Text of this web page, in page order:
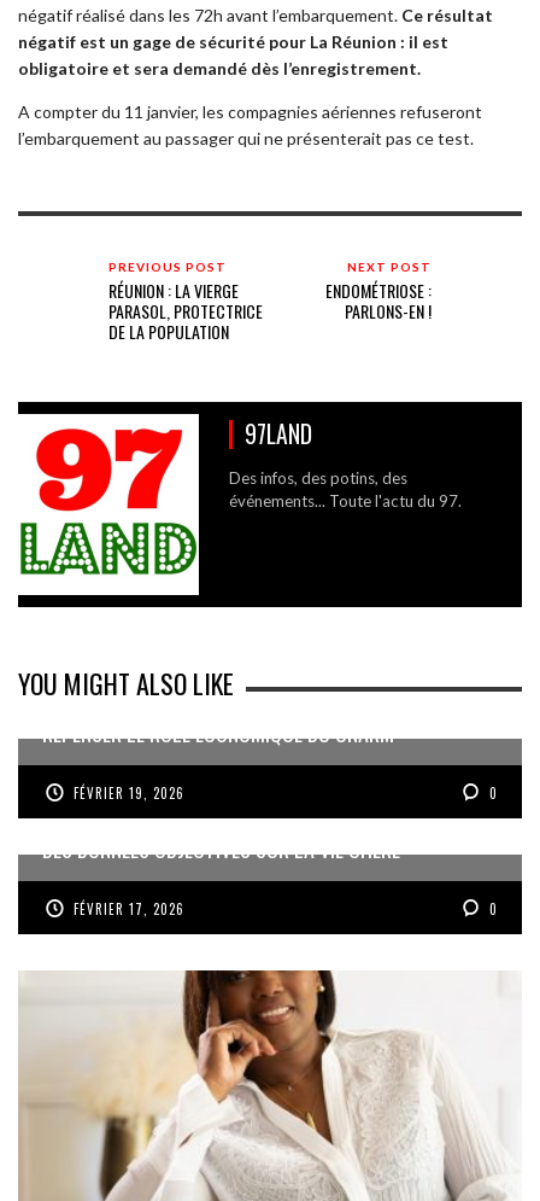
négatif réalisé dans les 72h avant l’embarquement. Ce résultat
négatif est un gage de sécurité pour La Réunion : il est
obligatoire et sera demandé dès l’enregistrement.
A compter du 11 janvier, les compagnies aériennes refuseront
l’embarquement au passager qui ne présenterait pas ce test.
PREVIOUS POST
RÉUNION : LA VIERGE
PARASOL, PROTECTRICE
DE LA POPULATION
NEXT POST
ENDOMÉTRIOSE :
PARLONS-EN !
97LAND
Des infos, des potins, des
événements... Toute l'actu du 97.
YOU MIGHT ALSO LIKE
REPENSER LE RÔLE ÉCONOMIQUE DU CNARM
FÉVRIER 19, 2026 0
DES DONNÉES OBJECTIVES SUR LA VIE CHÈRE
FÉVRIER 17, 2026 0